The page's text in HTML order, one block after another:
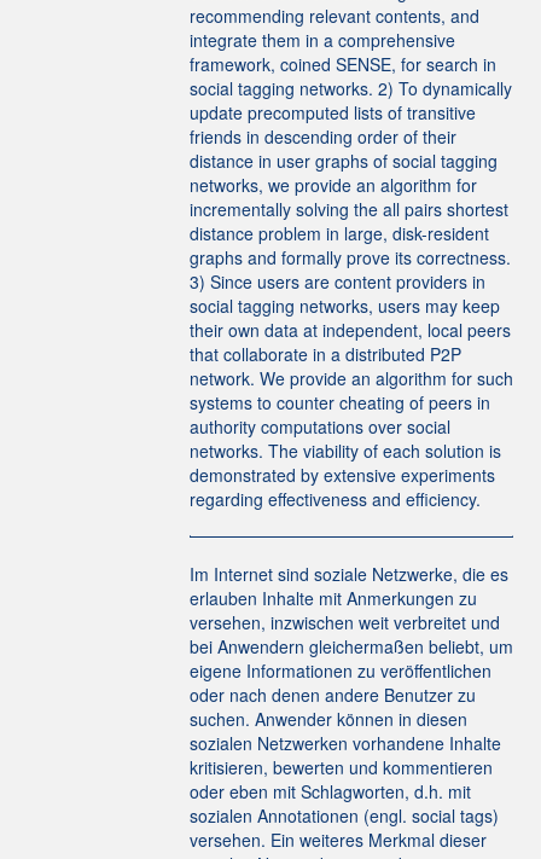
recommending relevant contents, and
integrate them in a comprehensive
framework, coined SENSE, for search in
social tagging networks. 2) To dynamically
update precomputed lists of transitive
friends in descending order of their
distance in user graphs of social tagging
networks, we provide an algorithm for
incrementally solving the all pairs shortest
distance problem in large, disk-resident
graphs and formally prove its correctness.
3) Since users are content providers in
social tagging networks, users may keep
their own data at independent, local peers
that collaborate in a distributed P2P
network. We provide an algorithm for such
systems to counter cheating of peers in
authority computations over social
networks. The viability of each solution is
demonstrated by extensive experiments
regarding effectiveness and efficiency.
Im Internet sind soziale Netzwerke, die es
erlauben Inhalte mit Anmerkungen zu
versehen, inzwischen weit verbreitet und
bei Anwendern gleichermaßen beliebt, um
eigene Informationen zu veröffentlichen
oder nach denen andere Benutzer zu
suchen. Anwender können in diesen
sozialen Netzwerken vorhandene Inhalte
kritisieren, bewerten und kommentieren
oder eben mit Schlagworten, d.h. mit
sozialen Annotationen (engl. social tags)
versehen. Ein weiteres Merkmal dieser